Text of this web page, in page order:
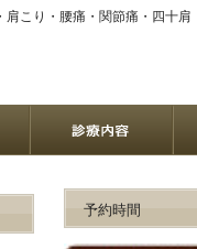
こり・腰痛・関節痛・四十
予約時間